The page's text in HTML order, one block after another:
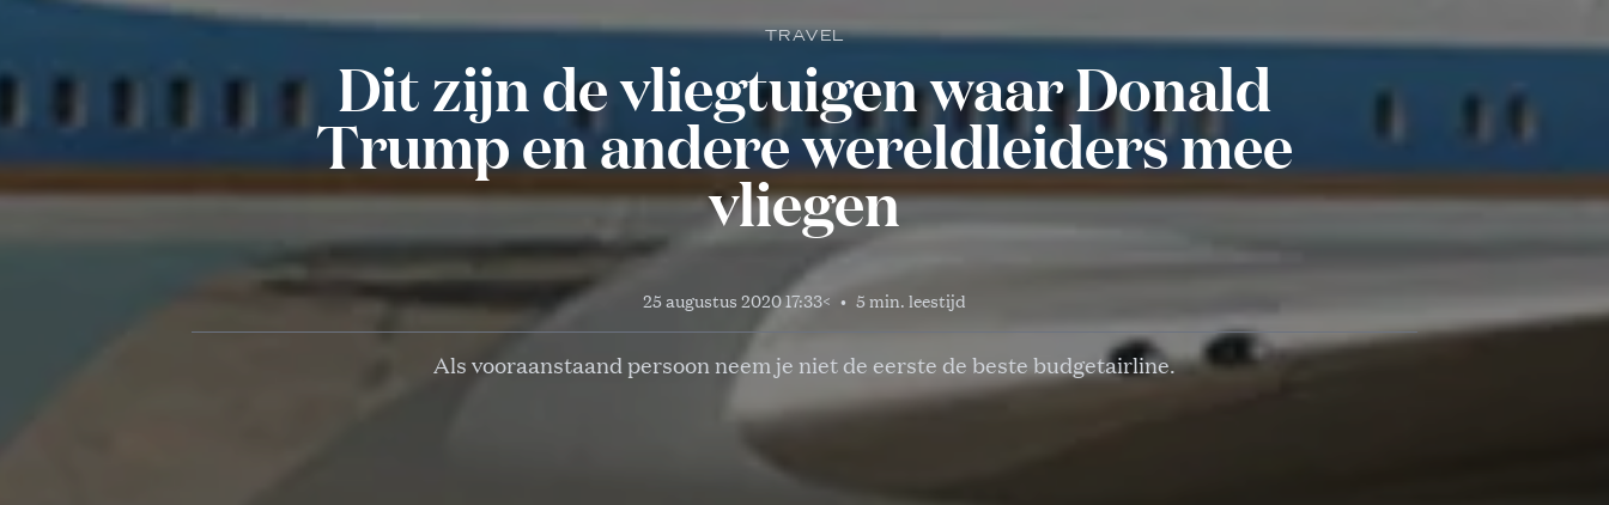
TRAVEL
Dit zijn de vliegtuigen waar Donald
Trump en andere wereldleiders mee
vliegen
25 augustus 2020 17:33< • 5 min. leestijd
Als vooraanstaand persoon neem je niet de eerste de beste budgetairline.